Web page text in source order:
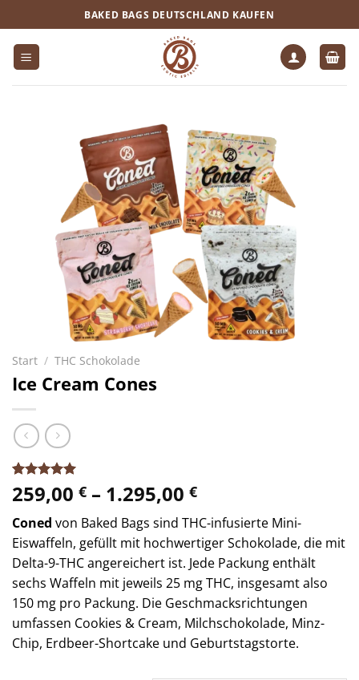
Inhalt
springen
BAKED BAGS DEUTSCHLAND KAUFEN
Start / THC Schokolade
Ice Cream Cones
Bewertet
mit5.00
basierend
auf
25
Kundenbewertungen
259,00 € – 1.295,00 €Preisspanne:
259,00 €
bis
1.295,00 €
Coned von Baked Bags sind THC-infusierte Mini-
Eiswaffeln, gefüllt mit hochwertiger Schokolade, die mit
Delta-9-THC angereichert ist. Jede Packung enthält
sechs Waffeln mit jeweils 25 mg THC, insgesamt also
150 mg pro Packung. Die Geschmacksrichtungen
umfassen Cookies & Cream, Milchschokolade, Minz-
Chip, Erdbeer-Shortcake und Geburtstagstorte.